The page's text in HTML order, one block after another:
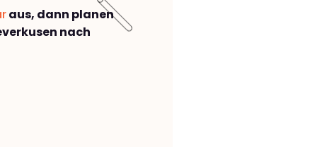
aus, dann planen
nach